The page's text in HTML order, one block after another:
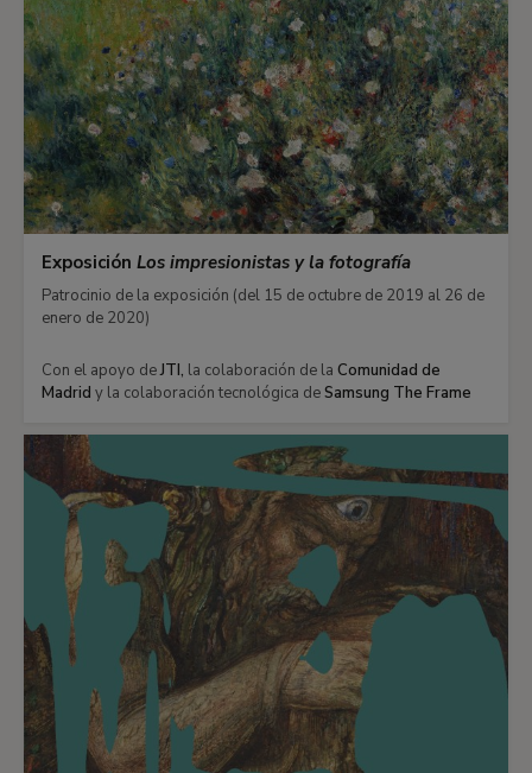
Exposición Los impresionistas y la fotografía
Patrocinio de la exposición (del 15 de octubre de 2019 al 26 de
enero de 2020)
Con el apoyo deJTI, la colaboración de la Comunidad de
Madrid y la colaboración tecnológica deSamsung The Frame